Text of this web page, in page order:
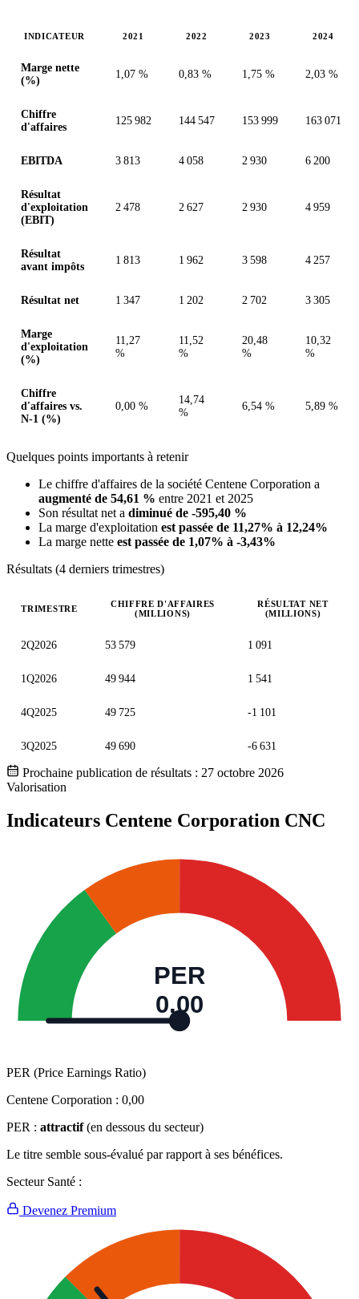
INDICATEUR 2021 2022 2023 2024
Marge nette
(%)
1,07 % 0,83 % 1,75 % 2,03 %
Chiffre
d'affaires
125 982 144 547 153 999 163 071
EBITDA 3 813 4 058 2 930 6 200
Résultat
d'exploitation
(EBIT)
2 478 2 627 2 930 4 959
Résultat
avant impôts
1 813 1 962 3 598 4 257
Résultat net 1 347 1 202 2 702 3 305
Marge
d'exploitation
(%)
11,27
%
11,52
%
20,48
%
10,32
%
Chiffre
d'affaires vs.
N-1 (%)
0,00 %
14,74
%
6,54 % 5,89 %
Quelques points importants à retenir
Le chiffre d'affaires de la société Centene Corporation a
augmenté de 54,61 % entre 2021 et 2025
Son résultat net a diminué de -595,40 %
La marge d'exploitation est passée de 11,27% à 12,24%
La marge nette est passée de 1,07% à -3,43%
Résultats (4 derniers trimestres)
TRIMESTRE
CHIFFRE D'AFFAIRES
(MILLIONS)
RÉSULTAT NET
(MILLIONS)
2Q2026 53 579 1 091
1Q2026 49 944 1 541
4Q2025 49 725 -1 101
3Q2025 49 690 -6 631
Prochaine publication de résultats : 27 octobre 2026
Valorisation
Indicateurs Centene Corporation CNC
PER
0,00
PER (Price Earnings Ratio)
Centene Corporation : 0,00
PER : attractif (en dessous du secteur)
Le titre semble sous-évalué par rapport à ses bénéfices.
Secteur Santé :
Devenez Premium